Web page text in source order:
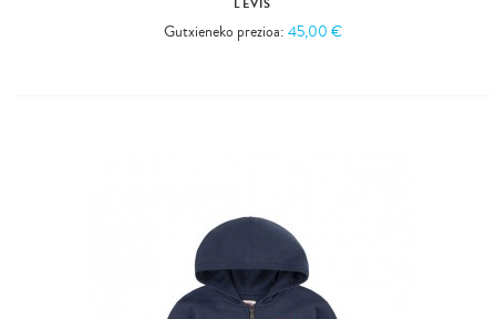
LEVIS
Gutxieneko prezioa: 45,00 €